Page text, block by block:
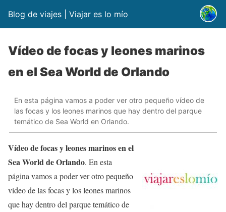
Blog de viajes | Viajar es lo mío
Vídeo de focas y leones marinos
en el Sea World de Orlando
En esta página vamos a poder ver otro pequeño vídeo de
las focas y los leones marinos que hay dentro del parque
temático de Sea World en Orlando.
Vídeo de focas y leones marinos en el
Sea World de Orlando. En esta
página vamos a poder ver otro pequeño
vídeo de las focas y los leones marinos
que hay dentro del parque temático de